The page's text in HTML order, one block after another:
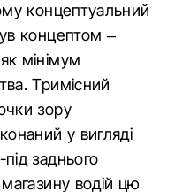
концептуальний
концептом –
мінімум
Тримісний
зору
у вигляді
заднього
водій цю